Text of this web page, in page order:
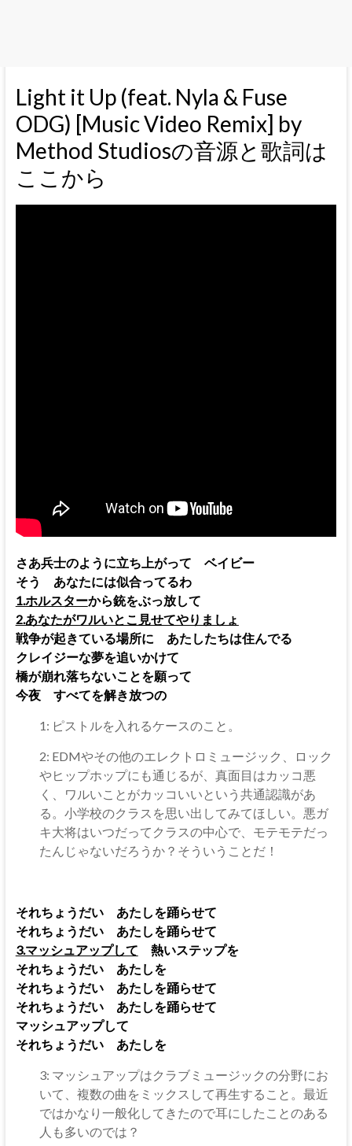
Light it Up (feat. Nyla & Fuse
ODG) [Music Video Remix] by
Method Studiosの音源と歌詞は
ここから
さあ兵士のように立ち上がって ベイビー
そう あなたには似合ってるわ
1.ホルスターから銃をぶっ放して
2.あなたがワルいとこ見せてやりましょ
戦争が起きている場所に あたしたちは住んでる
クレイジーな夢を追いかけて
橋が崩れ落ちないことを願って
今夜 すべてを解き放つの
1: ピストルを入れるケースのこと。
2: EDMやその他のエレクトロミュージック、ロック
やヒップホップにも通じるが、真面目はカッコ悪
く、ワルいことがカッコいいという共通認識があ
る。小学校のクラスを思い出してみてほしい。悪ガ
キ大将はいつだってクラスの中心で、モテモテだっ
たんじゃないだろうか？そういうことだ！
それちょうだい あたしを踊らせて
それちょうだい あたしを踊らせて
3.マッシュアップして 熱いステップを
それちょうだい あたしを
それちょうだい あたしを踊らせて
それちょうだい あたしを踊らせて
マッシュアップして
それちょうだい あたしを
3: マッシュアップはクラブミュージックの分野にお
いて、複数の曲をミックスして再生すること。最近
ではかなり一般化してきたので耳にしたことのある
人も多いのでは？